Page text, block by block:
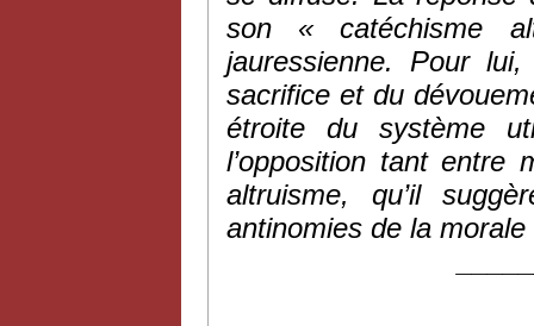
son « catéchisme
jauressienne. Pour
sacrifice et du
étroite du système
l’opposition tant entre
altruisme, qu’il
antinomies de la